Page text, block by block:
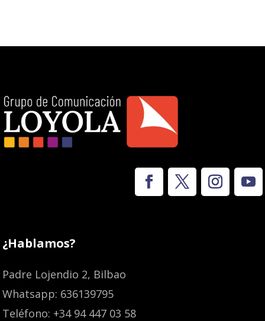
¿Hablamos?
Padre Lojendio 2, Bilbao
Whatsapp: 636139795
Teléfono: +34 94 447 03 58